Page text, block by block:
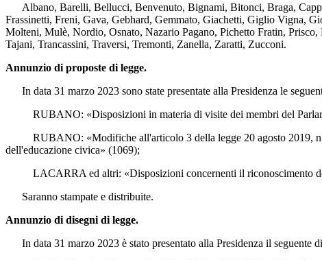
Albano, Barelli, Bellucci, Benvenuto, Bignami, Bitonci, Braga,
Frassinetti, Freni, Gava, Gebhard, Gemmato, Giachetti, Giglio
Molteni, Mulè, Nordio, Osnato, Nazario Pagano, Pichetto Fratin,
Tajani, Trancassini, Traversi, Tremonti, Zanella, Zaratti, Zucconi.
Annunzio di proposte di legge.
In data 31 marzo 2023 sono state presentate alla Presidenza le
RUBANO: «Disposizioni in materia di visite dei membri del
RUBANO: «Modifiche all'articolo 3 della legge 20 agosto 2019, n.
dell'educazione civica» (1069);
LACARRA ed altri: «Disposizioni concernenti il riconoscimento
Saranno stampate e distribuite.
Annunzio di disegni di legge.
In data 31 marzo 2023 è stato presentato alla Presidenza il seguente